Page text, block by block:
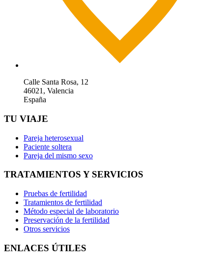
Calle Santa Rosa, 12
46021, Valencia
España
TU VIAJE
Pareja heterosexual
Paciente soltera
Pareja del mismo sexo
TRATAMIENTOS Y SERVICIOS
Pruebas de fertilidad
Tratamientos de fertilidad
Método especial de laboratorio
Preservación de la fertilidad
Otros servicios
ENLACES ÚTILES